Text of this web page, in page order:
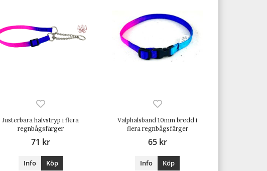
Justerbara halvstryp i flera
regnbågsfärger
71 kr
Info Köp
Valphalsband 10mm bredd i
flera regnbågsfärger
65 kr
Info Köp